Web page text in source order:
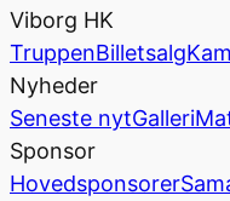
Viborg HK
TruppenBilletsalg
Nyheder
Seneste nytGalleri
Sponsor
Hovedsponsorer